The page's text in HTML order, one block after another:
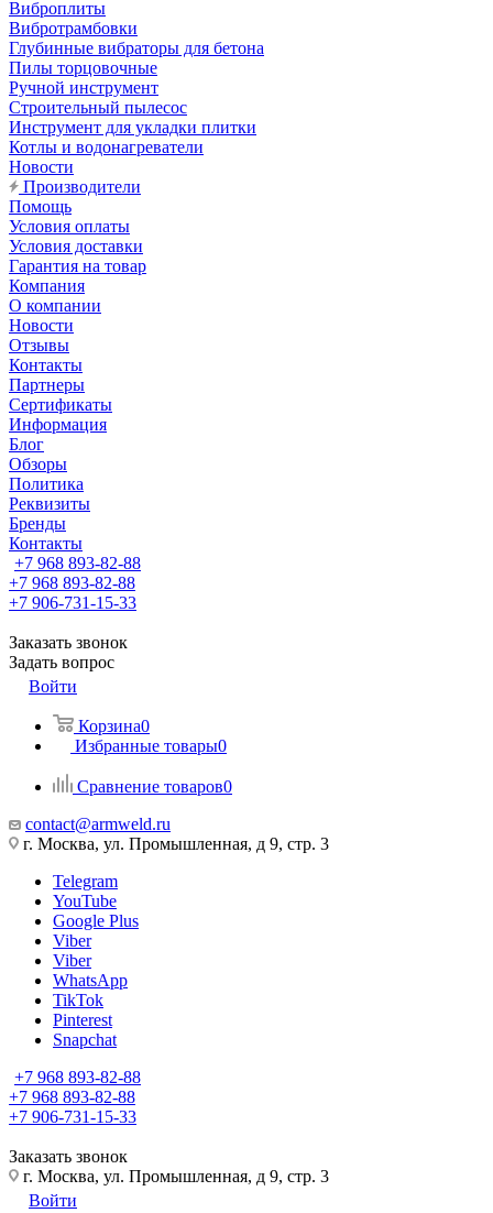
Виброплиты
Вибротрамбовки
Глубинные вибраторы для бетона
Пилы торцовочные
Ручной инструмент
Строительный пылесос
Инструмент для укладки плитки
Котлы и водонагреватели
Новости
Производители
Помощь
Условия оплаты
Условия доставки
Гарантия на товар
Компания
О компании
Новости
Отзывы
Контакты
Партнеры
Сертификаты
Информация
Блог
Обзоры
Политика
Реквизиты
Бренды
Контакты
+7 968 893-82-88
+7 968 893-82-88
+7 906-731-15-33
Заказать звонок
Задать вопрос
Войти
Корзина0
Избранные товары0
Сравнение товаров0
contact@armweld.ru
г. Москва, ул. Промышленная, д 9, стр. 3
Telegram
YouTube
Google Plus
Viber
Viber
WhatsApp
TikTok
Pinterest
Snapchat
+7 968 893-82-88
+7 968 893-82-88
+7 906-731-15-33
Заказать звонок
г. Москва, ул. Промышленная, д 9, стр. 3
Войти